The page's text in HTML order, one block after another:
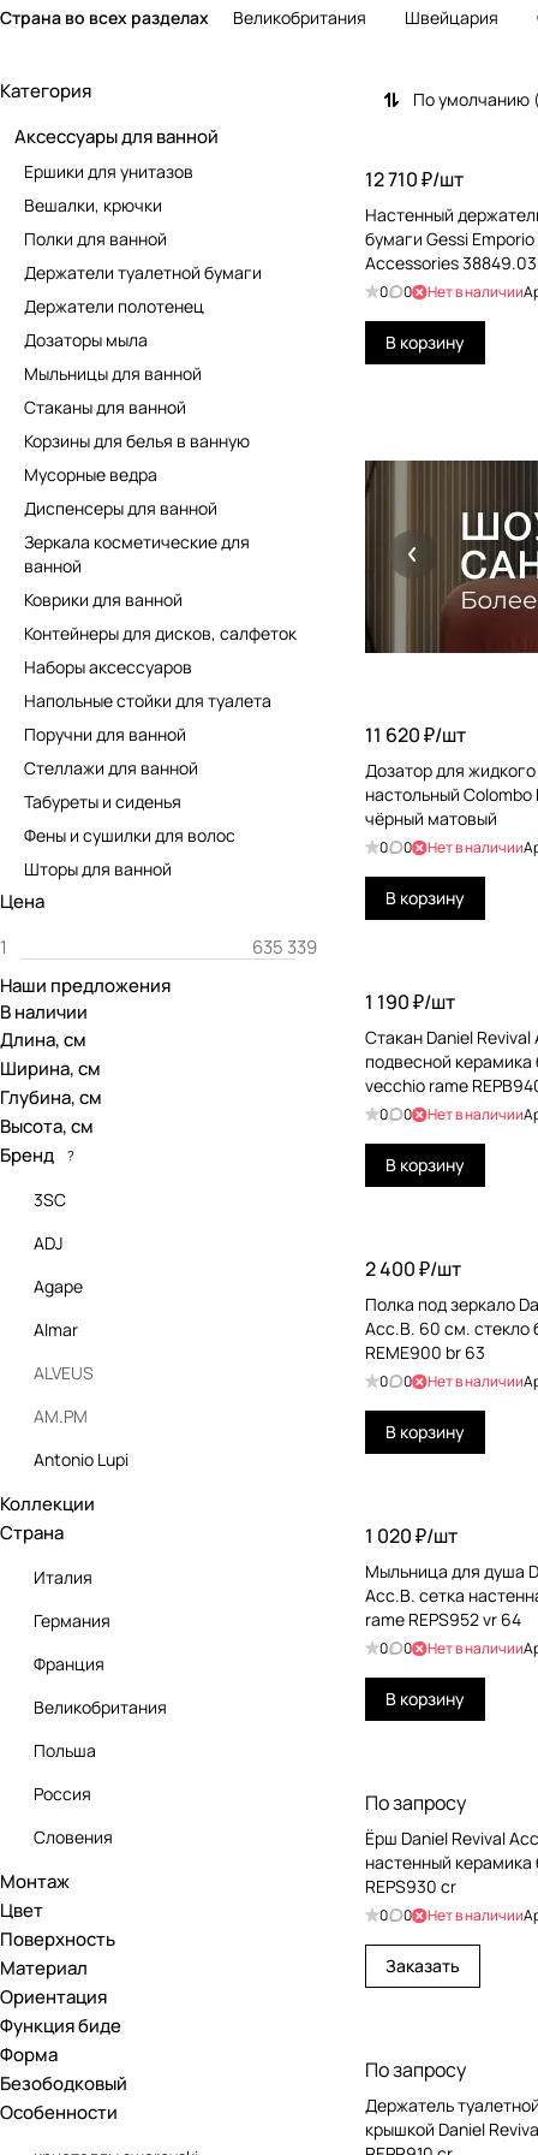
Страна во всех разделах
Великобритания Швейцария
По умолчанию
12 710 ₽/шт
Настенный
бумаги Gessi
Accessories
0 0 Нет в наличии
В корзину
11 620 ₽/шт
Дозатор для
настольный Colombo
чёрный матовый
0 0 Нет в наличии
В корзину
1 190 ₽/шт
Стакан Daniel Revival
подвесной
vecchio rame
0 0 Нет в наличии
В корзину
2 400 ₽/шт
Полка под зеркало
Acc.B. 60 см. стекло
REME900 br 63
0 0 Нет в наличии
В корзину
1 020 ₽/шт
Мыльница для душа
Acc.B. сетка
rame REPS952 vr 64
0 0 Нет в наличии
В корзину
По запросу
Ёрш Daniel Revival
настенный
REPS930 cr
0 0 Нет в наличии
Заказать
По запросу
Держатель
крышкой Daniel
Категория
Аксессуары для ванной
Ершики для унитазов
Вешалки, крючки
Полки для ванной
Держатели туалетной бумаги
Держатели полотенец
Дозаторы мыла
Мыльницы для ванной
Стаканы для ванной
Корзины для белья в ванную
Мусорные ведра
Диспенсеры для ванной
Зеркала косметические для
ванной
Коврики для ванной
Контейнеры для дисков, салфеток
Наборы аксессуаров
Напольные стойки для туалета
Поручни для ванной
Стеллажи для ванной
Табуреты и сиденья
Фены и сушилки для волос
Шторы для ванной
Цена
Наши предложения
В наличии
Длина, см
Ширина, см
Глубина, см
Высота, см
Бренд
?
3SC
ADJ
Agape
Almar
ALVEUS
AM.PM
Antonio Lupi
Antrax
Arbi
Artceram
Axor
Azzurra
Bemeta
Benesque
Bertocci
Burgbad
Burlington
Carimali
Catalano
CEA Design
Cielo
Cisal
Коллекции
Страна
Италия
Германия
Франция
Великобритания
Польша
Россия
Словения
Чехия
Швейцария
Япония
Монтаж
Цвет
Поверхность
Материал
Ориентация
Функция биде
Форма
Безободковый
Особенности